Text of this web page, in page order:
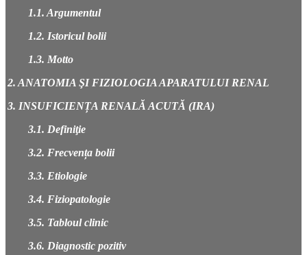
1.1. Argumentul
1.2. Istoricul bolii
1.3. Motto
2. ANATOMIA ŞI FIZIOLOGIA APARATULUI RENAL
3. INSUFICIENȚA RENALĂ ACUTĂ (IRA)
3.1. Definiţie
3.2. Frecvența bolii
3.3. Etiologie
3.4. Fiziopatologie
3.5. Tabloul clinic
3.6. Diagnostic pozitiv